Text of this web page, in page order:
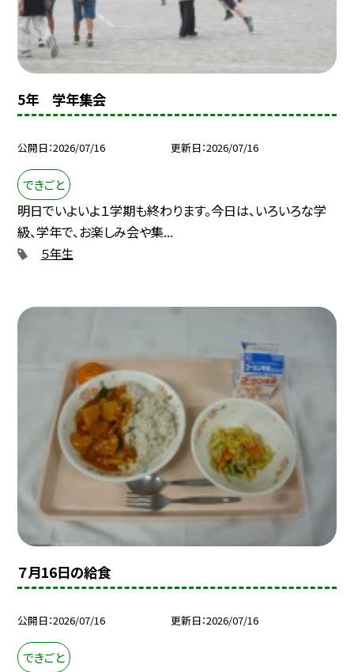
5年 学年集会
公開日 2026/07/16 更新日 2026/07/16
できごと
明日でいよいよ１学期も終わります。今日は、いろいろな学
級、学年で、お楽しみ会や集...
５年生
７月16日の給食
公開日 2026/07/16 更新日 2026/07/16
できごと